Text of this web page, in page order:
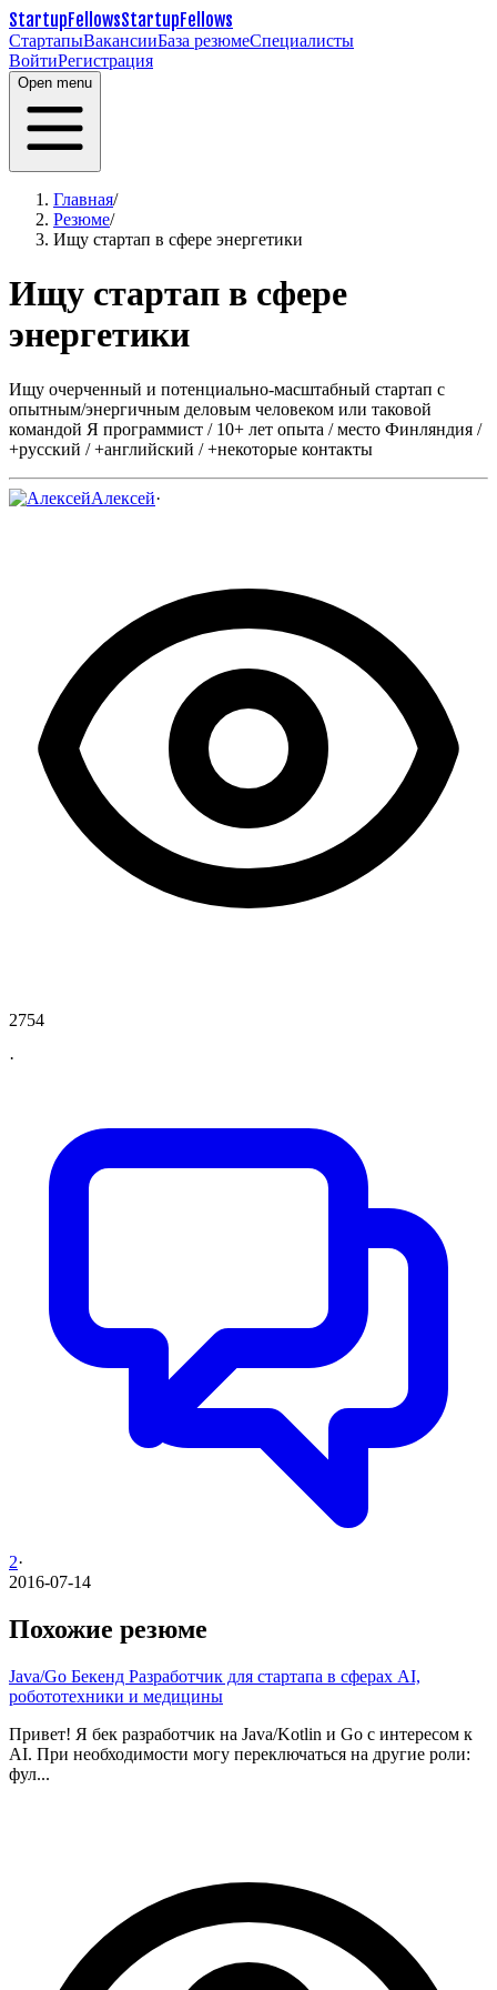
StartupFellowsStartupFellows
СтартапыВакансииБаза резюмеСпециалисты
ВойтиРегистрация
Open menu
Главная/
Резюме/
Ищу стартап в сфере энергетики
Ищу стартап в сфере
энергетики
Ищу очерченный и потенциально-масштабный стартап с
опытным/энергичным деловым человеком или таковой
командой Я программист / 10+ лет опыта / место Финляндия /
+русский / +английский / +некоторые контакты
Алексей·
2754
·
2·
2016-07-14
Похожие резюме
Java/Go Бекенд Разработчик для стартапа в сферах AI,
робототехники и медицины
Привет! Я бек разработчик на Java/Kotlin и Go с интересом к
AI. При необходимости могу переключаться на другие роли:
фул...